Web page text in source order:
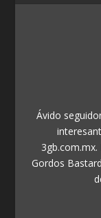
Ávido
Gordos